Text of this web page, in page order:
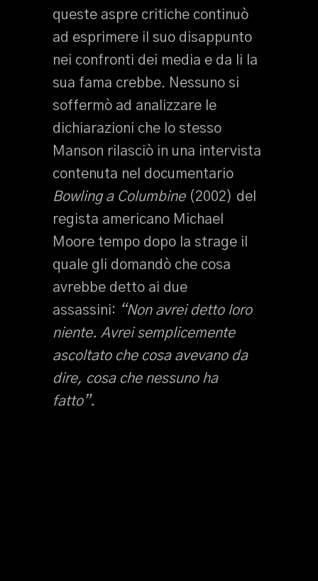
queste aspre critiche continuò
ad esprimere il suo disappunto
nei confronti dei media e da li la
sua fama crebbe. Nessuno si
soffermò ad analizzare le
dichiarazioni che lo stesso
Manson rilasciò in una intervista
contenuta nel documentario
Bowling a Columbine (2002) del
regista americano Michael
Moore tempo dopo la strage il
quale gli domandò che cosa
avrebbe detto ai due
assassini: “Non avrei detto loro
niente. Avrei semplicemente
ascoltato che cosa avevano da
dire, cosa che nessuno ha
fatto”.